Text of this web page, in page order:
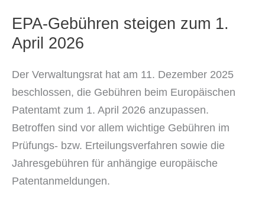
EPA-Gebühren steigen zum 1.
April 2026
Der Verwaltungsrat hat am 11. Dezember 2025
beschlossen, die Gebühren beim Europäischen
Patentamt zum 1. April 2026 anzupassen.
Betroffen sind vor allem wichtige Gebühren im
Prüfungs- bzw. Erteilungsverfahren sowie die
Jahresgebühren für anhängige europäische
Patentanmeldungen.